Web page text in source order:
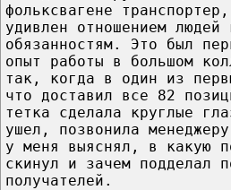
фольксвагене
удивлен отношением людей
обязанностям. Это был
опыт работы в большом
так, когда в один из
что доставил все 82
тетка сделала круглые
ушел, позвонила
у меня выяснял, в какую
скинул и зачем подделал
получателей.